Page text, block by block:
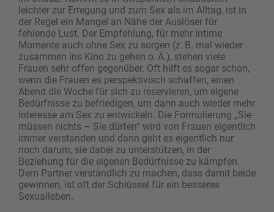
leichter zur Erregung und zum Sex als im Alltag, ist in
der Regel ein Mangel an Nähe der Auslöser für
fehlende Lust. Der Empfehlung, für mehr intime
Momente auch ohne Sex zu sorgen (z. B. mal wieder
zusammen ins Kino zu gehen o. Ä.), stehen viele
Frauen sehr offen gegenüber. Oft hilft es sogar schon,
wenn die Frauen es perspektivisch schaffen, einen
Abend die Woche für sich zu reservieren, um eigene
Bedürfnisse zu befriedigen, um dann auch wieder mehr
Interesse am Sex zu entwickeln. Die Formulierung „Sie
müssen nichts – Sie dürfen“ wird von Frauen eigentlich
immer verstanden und dann geht es eigentlich nur
noch darum, sie dabei zu unterstützen, in der
Beziehung für die eigenen Bedürfnisse zu kämpfen.
Dem Partner verständlich zu machen, dass damit beide
gewinnen, ist oft der Schlüssel für ein besseres
Sexualleben.